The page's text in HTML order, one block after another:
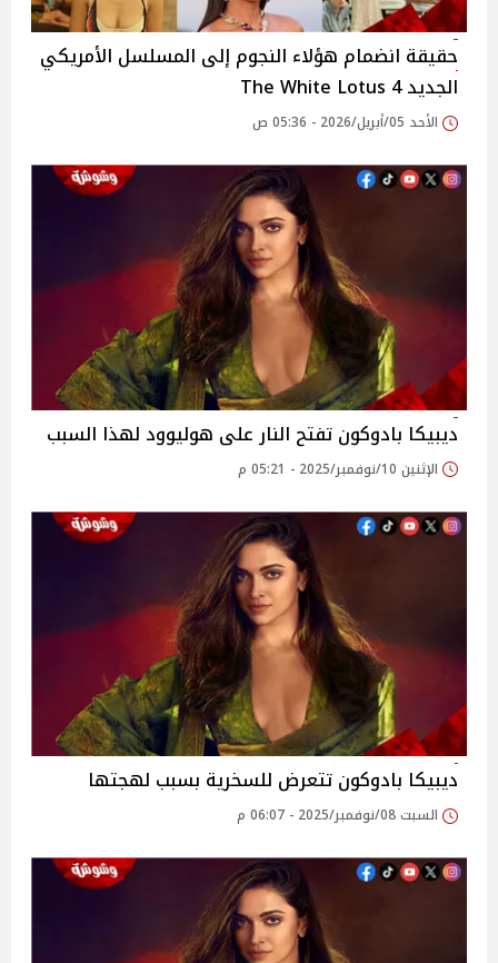
حقيقة انضمام هؤلاء النجوم إلى المسلسل الأمريكي
الجديد The White Lotus 4
الأحد 05/أبريل/2026 - 05:36 ص
ديبيكا بادوكون تفتح النار على هوليوود لهذا السبب
الإثنين 10/نوفمبر/2025 - 05:21 م
ديبيكا بادوكون تتعرض للسخرية بسبب لهجتها
السبت 08/نوفمبر/2025 - 06:07 م